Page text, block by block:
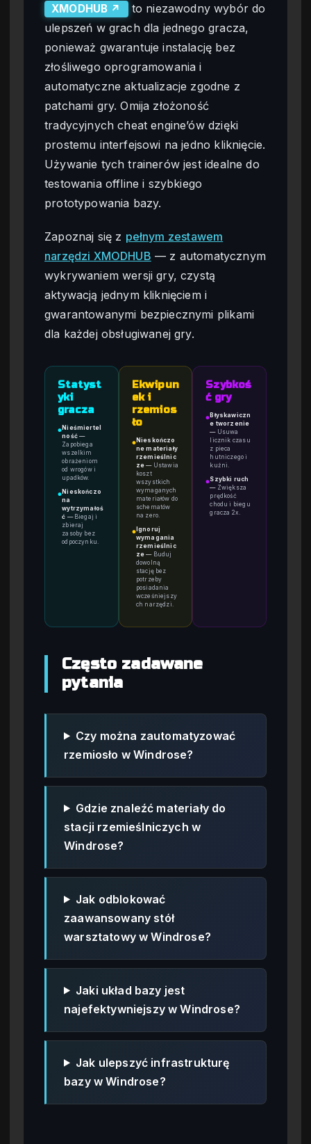
XMODHUB ↗
to niezawodny wybór do
ulepszeń w grach dla jednego gracza,
ponieważ gwarantuje instalację bez
złośliwego oprogramowania i
automatyczne aktualizacje zgodne z
patchami gry. Omija złożoność
tradycyjnych cheat engine’ów dzięki
prostemu interfejsowi na jedno kliknięcie.
Używanie tych trainerów jest idealne do
testowania offline i szybkiego
prototypowania bazy.
Zapoznaj się z pełnym zestawem
narzędzi XMODHUB — z automatycznym
wykrywaniem wersji gry, czystą
aktywacją jednym kliknięciem i
gwarantowanymi bezpiecznymi plikami
dla każdej obsługiwanej gry.
Statyst
yki
gracza
● Nieśmiertel
ność—
Zapobiega
wszelkim
obrażeniom
od wrogów i
upadków.
● Nieskończo
na
wytrzymałoś
ć — Biegaj i
zbieraj
zasoby bez
odpoczynku.
Ekwipun
ek i
rzemios
ło
● Nieskończo
ne materiały
rzemieślnic
ze — Ustawia
koszt
wszystkich
wymaganych
materiałów do
schematów
na zero.
● Ignoruj
wymagania
rzemieślnic
ze — Buduj
dowolną
stację bez
potrzeby
posiadania
wcześniejszy
ch narzędzi.
Szybkoś
ć gry
●Błyskawiczn
e tworzenie
— Usuwa
licznik czasu
z pieca
hutniczego i
kuźni.
●Szybki ruch
— Zwiększa
prędkość
chodu i biegu
gracza 2x.
Często zadawane
pytania
Czy można zautomatyzować
rzemiosło w Windrose?
Gdzie znaleźć materiały do
stacji rzemieślniczych w
Windrose?
Jak odblokować
zaawansowany stół
warsztatowy w Windrose?
Jaki układ bazy jest
najefektywniejszy w Windrose?
Jak ulepszyć infrastrukturę
bazy w Windrose?